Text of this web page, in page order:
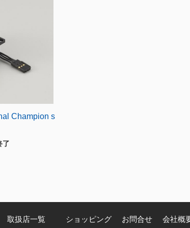
Champion s
了
取扱店一覧 ショッピング お問合せ 会社概